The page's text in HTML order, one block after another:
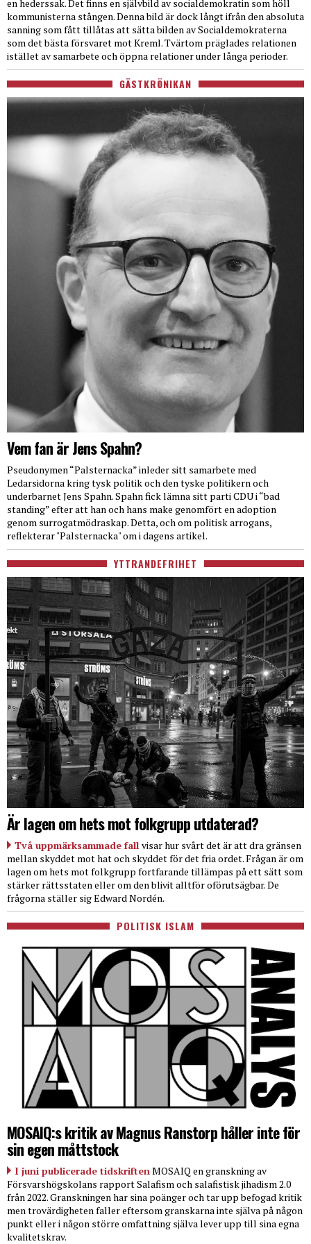
en hederssak. Det finns en självbild av socialdemokratin som höll
kommunisterna stången. Denna bild är dock långt ifrån den absoluta
sanning som fått tillåtas att sätta bilden av Socialdemokraterna
som det bästa försvaret mot Kreml. Tvärtom präglades relationen
istället av samarbete och öppna relationer under långa perioder.
GÄSTKRÖNIKAN
Vem fan är Jens Spahn?
Pseudonymen “Palsternacka” inleder sitt samarbete med
Ledarsidorna kring tysk politik och den tyske politikern och
underbarnet Jens Spahn. Spahn fick lämna sitt parti CDU i “bad
standing” efter att han och hans make genomfört en adoption
genom surrogatmödraskap. Detta, och om politisk arrogans,
reflekterar "Palsternacka" om i dagens artikel.
YTTRANDEFRIHET
Är lagen om hets mot folkgrupp utdaterad?
Två uppmärksammade fall visar hur svårt det är att dra gränsen
mellan skyddet mot hat och skyddet för det fria ordet. Frågan är om
lagen om hets mot folkgrupp fortfarande tillämpas på ett sätt som
stärker rättsstaten eller om den blivit alltför oförutsägbar. De
frågorna ställer sig Edward Nordén.
POLITISK ISLAM
MOSAIQ:s kritik av Magnus Ranstorp håller inte för
sin egen måttstock
I juni publicerade tidskriften MOSAIQ en granskning av
Försvarshögskolans rapport Salafism och salafistisk jihadism 2.0
från 2022. Granskningen har sina poänger och tar upp befogad kritik
men trovärdigheten faller eftersom granskarna inte själva på någon
punkt eller i någon större omfattning själva lever upp till sina egna
kvalitetskrav.